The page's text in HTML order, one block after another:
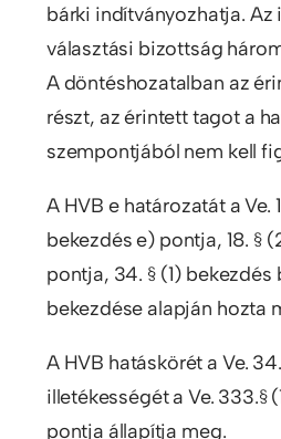
bárki indítványozhatja. Az
választási bizottság
A döntéshozatalban az
részt, az érintett tagot a
szempontjából nem kell
A HVB e határozatát a Ve.
bekezdés e) pontja, 18. §
pontja, 34. § (1)
bekezdése alapján hozta
A HVB hatáskörét a Ve.
illetékességét a Ve. 333.§
pontja állapítja meg.